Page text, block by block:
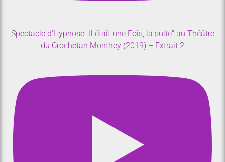
Spectacle d'Hypnose "Il était une Fois, la suite" au Théâtre
du Crochetan Monthey (2019) – Extrait 2